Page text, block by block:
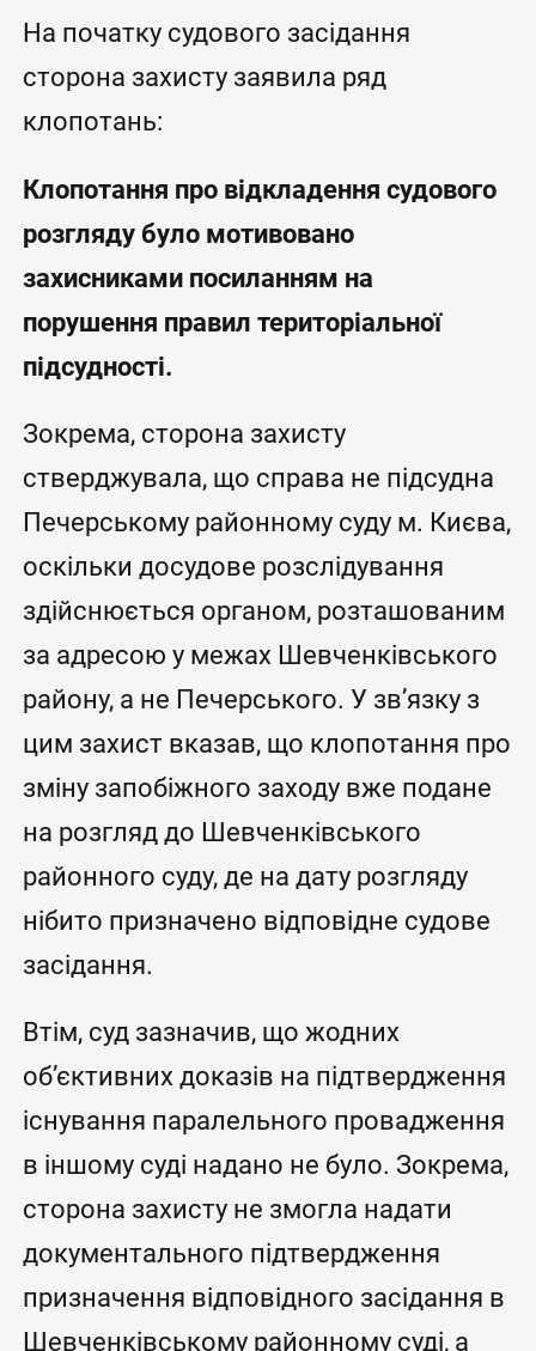
На початку судового засідання
сторона захисту заявила ряд
клопотань:
Клопотання про відкладення судового
розгляду було мотивовано
захисниками посиланням на
порушення правил територіальної
підсудності.
Зокрема, сторона захисту
стверджувала, що справа не підсудна
Печерському районному суду м. Києва,
оскільки досудове розслідування
здійснюється органом, розташованим
за адресою у межах Шевченківського
району, а не Печерського. У зв’язку з
цим захист вказав, що клопотання про
зміну запобіжного заходу вже подане
на розгляд до Шевченківського
районного суду, де на дату розгляду
нібито призначено відповідне судове
засідання.
Втім, суд зазначив, що жодних
об’єктивних доказів на підтвердження
існування паралельного провадження
в іншому суді надано не було. Зокрема,
сторона захисту не змогла надати
документального підтвердження
призначення відповідного засідання в
Шевченківському районному суді, а